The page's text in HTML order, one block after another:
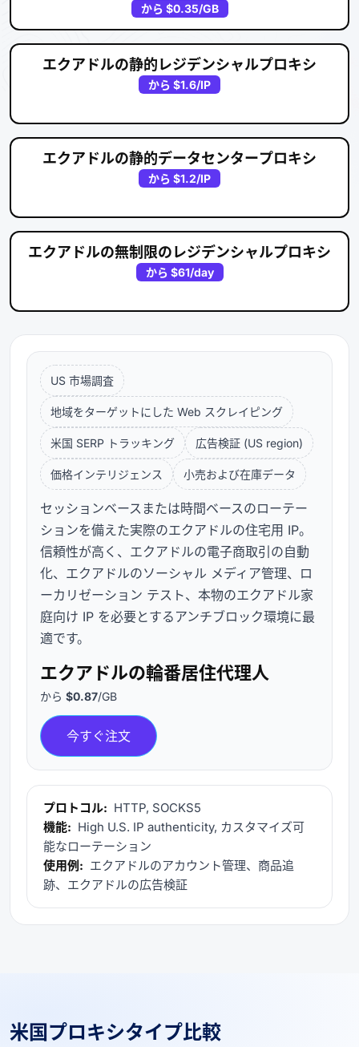
から $0.35/GB
エクアドルの静的レジデンシャルプロキシ
から $1.6/IP
エクアドルの静的データセンタープロキシ
から $1.2/IP
エクアドルの無制限のレジデンシャルプロキシ
から $61/day
US 市場調査
地域をターゲットにした Web スクレイピング
米国 SERP トラッキング 広告検証 (US region)
価格インテリジェンス 小売および在庫データ
セッションベースまたは時間ベースのローテー
ションを備えた実際のエクアドルの住宅用 IP。
信頼性が高く、エクアドルの電子商取引の自動
化、エクアドルのソーシャル メディア管理、ロ
ーカリゼーション テスト、本物のエクアドル家
庭向け IP を必要とするアンチブロック環境に最
適です。
エクアドルの輪番居住代理人
から $0.87/GB
今すぐ注文
プロトコル: HTTP, SOCKS5
機能: High U.S. IP authenticity, カスタマイズ可
能なローテーション
使用例: エクアドルのアカウント管理、商品追
跡、エクアドルの広告検証
米国プロキシタイプ比較